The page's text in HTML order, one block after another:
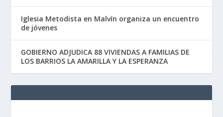
Iglesia Metodista en Malvín organiza un encuentro
de jóvenes
GOBIERNO ADJUDICA 88 VIVIENDAS A FAMILIAS DE
LOS BARRIOS LA AMARILLA Y LA ESPERANZA